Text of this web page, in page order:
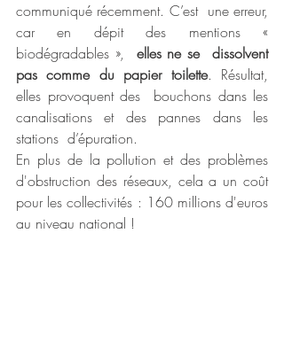
communiqué récemment. C’est  une erreur,
car en dépit des mentions «
biodégradables », elles ne se  dissolvent
pas comme du papier toilette. Résultat,
elles provoquent des  bouchons dans les
canalisations et des pannes dans les
stations  d’épuration.
En plus de la pollution et des problèmes
d'obstruction des réseaux, cela a un coût
pour les collectivités : 160 millions d'euros
au niveau national !